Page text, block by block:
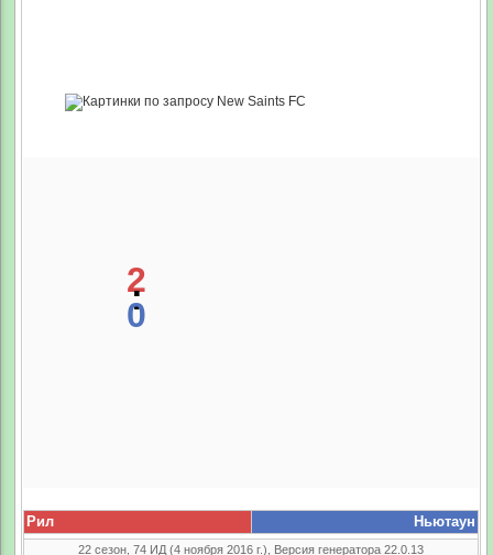
2
:
0
Рил Ньютаун
22 сезон, 74 ИД (4 ноября 2016 г.), Версия генератора 22.0.13